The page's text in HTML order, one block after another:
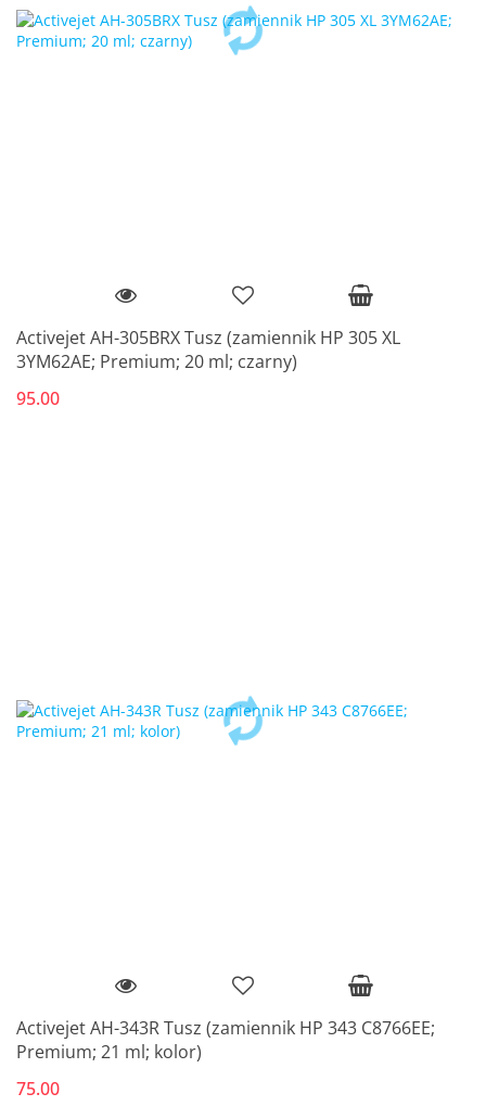
Activejet AH-305BRX Tusz (zamiennik HP 305 XL
3YM62AE; Premium; 20 ml; czarny)
95.00
Activejet AH-343R Tusz (zamiennik HP 343 C8766EE;
Premium; 21 ml; kolor)
75.00